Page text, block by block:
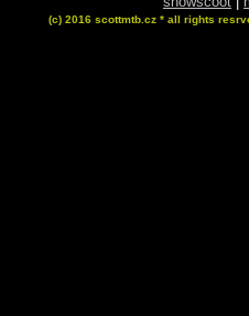
(c) 2016 scottmtb.cz * all rights